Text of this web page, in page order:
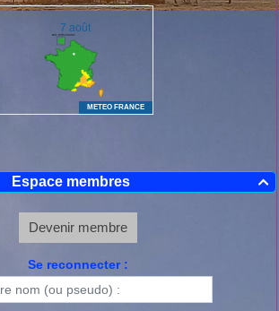

Espace membres
Devenir membre
Se reconnecter :